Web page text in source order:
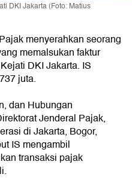
DKI Jakarta (Foto: Matius
menyerahkan seorang
memalsukan faktur
DKI Jakarta. IS
juta.
dan Hubungan
Jenderal Pajak,
di Jakarta, Bogor,
IS mengambil
transaksi pajak